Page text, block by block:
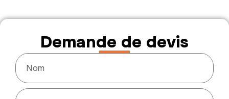
Demande de devis